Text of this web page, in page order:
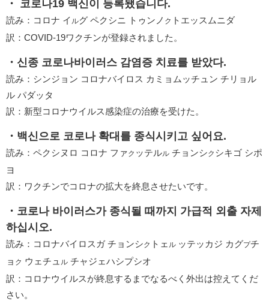
・ 코로나19 백신이 등록됐습니다.
読み：コロナ イ ルグ ペクシニ トゥンノ ク
トエッスムニダ
訳：COVID-19ワクチンが登録されました。
・신종 코로나바이러스 감염증 치료를 받았다.
読み：シンジョン コロナバイロス カミョムッチュン チリョル
ル パダッタ
訳：新型コロナウイルス感染症の治療を受けた。
・백신으로 코로나 확대를 종식시키고 싶어요.
読み：ペクシヌロ コロナ ファク ッテルル チョンシク シキゴ シポ
ヨ
訳：ワクチンでコロナの拡大を終息させたいです。
・코로나 바이러스가 종식될 때까지 가급적 외출 자제
하십시오.
読み：コロナバイロスガ チョンシク トェ ル ッテッカジ カグプチ
ョ ク ウェチュ ル チャジェハシプシオ
訳：コロナウイルスが終息するまでなるべく外出は控えてくだ
さい。